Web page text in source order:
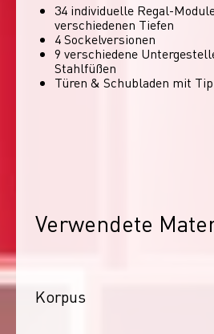
34 individuelle Regal-
verschiedenen Tiefen
4 Sockelversionen​
9 verschiedene
Stahlfüßen
Türen & Schubladen mit
Verwendete
Korpus